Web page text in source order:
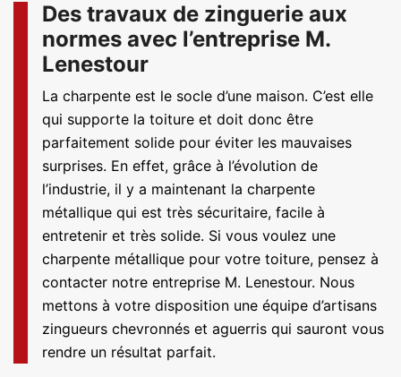
Des travaux de zinguerie aux
normes avec l’entreprise M.
Lenestour
La charpente est le socle d’une maison. C’est elle
qui supporte la toiture et doit donc être
parfaitement solide pour éviter les mauvaises
surprises. En effet, grâce à l’évolution de
l’industrie, il y a maintenant la charpente
métallique qui est très sécuritaire, facile à
entretenir et très solide. Si vous voulez une
charpente métallique pour votre toiture, pensez à
contacter notre entreprise M. Lenestour. Nous
mettons à votre disposition une équipe d’artisans
zingueurs chevronnés et aguerris qui sauront vous
rendre un résultat parfait.